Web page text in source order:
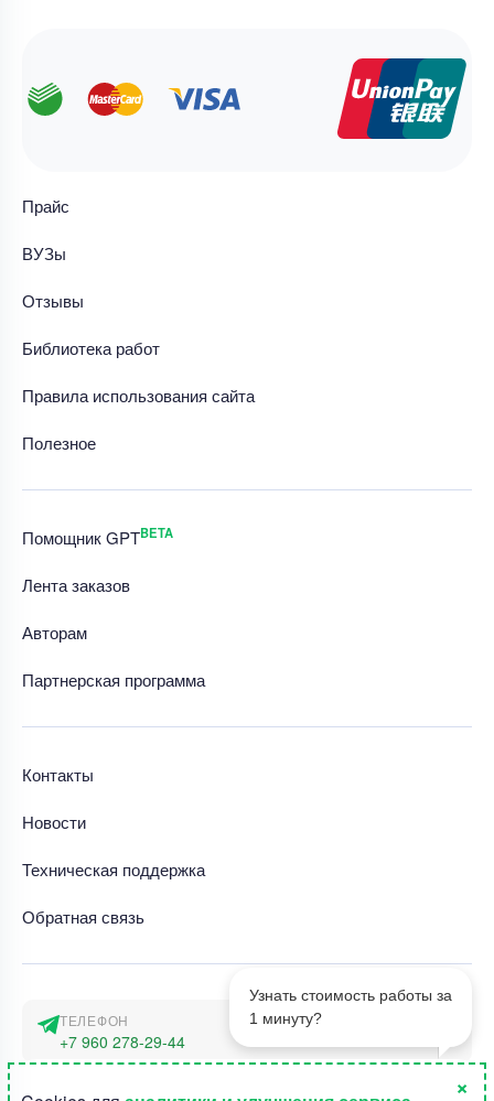
1
Узнать стоимость работы за
1 минуту?
Прайс
ВУЗы
Отзывы
Библиотека работ
Правила использования сайта
Полезное
Помощник GPTBETA
Лента заказов
Авторам
Партнерская программа
Контакты
Новости
Техническая поддержка
Обратная связь
ТЕЛЕФОН
+7 960 278-29-44
×